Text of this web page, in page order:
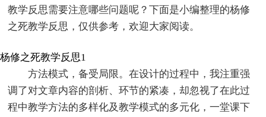
教学反思需要注意哪些问题呢？下面是小编整理的杨修
之死教学反思，仅供参考，欢迎大家阅读。
杨修之死教学反思1
方法模式，备受局限。在设计的过程中，我注重强
调了对文章内容的剖析、环节的紧凑，却忽视了在此过
程中教学方法的多样化及教学模式的多元化，一堂课下